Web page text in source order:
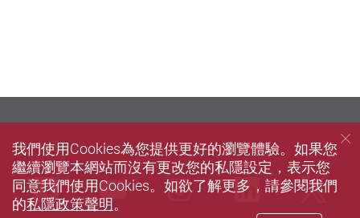
FacebookYoutubeinstagramLinkedIn
我們使用Cookies為您提供更好的瀏覽體驗。如果您
繼續瀏覽本網站而沒有更改您的私隱設定，表示您
同意我們使用Cookies。如欲了解更多，請參閱我們
的私隱政策聲明。